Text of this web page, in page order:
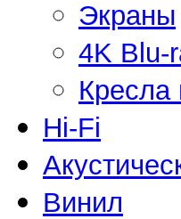
Экраны
4K Blu-
Кресла
Hi-Fi
Винил